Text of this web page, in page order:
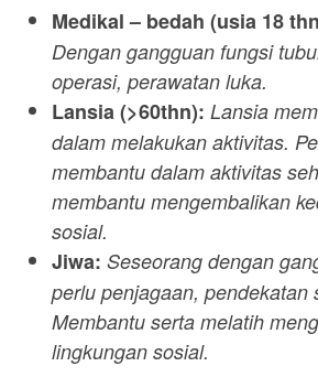
Medikal – bedah (usia 18
Dengan gangguan fungsi
operasi, perawatan luka.
Lansia (>60thn): Lansia
dalam melakukan aktivitas.
membantu dalam aktivitas
membantu mengembalikan
sosial.
Jiwa: Seseorang dengan
perlu penjagaan, pendekatan
Membantu serta melatih
lingkungan sosial.